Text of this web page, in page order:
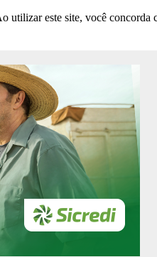
utilizar este site, você concorda